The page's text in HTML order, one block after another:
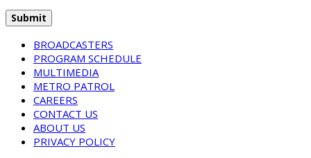
BROADCASTERS
PROGRAM SCHEDULE
MULTIMEDIA
METRO PATROL
CAREERS
CONTACT US
ABOUT US
PRIVACY POLICY